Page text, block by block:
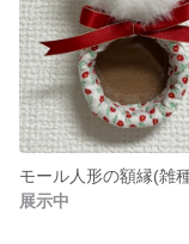
モール人形の額縁(雑
展示中